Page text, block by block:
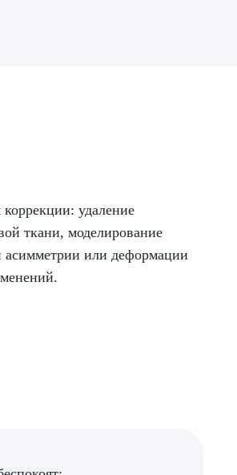
удаление
ткани, моделирование
асимметрии или деформации